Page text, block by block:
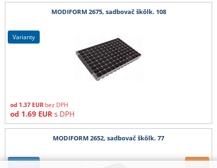
MODIFORM 2675, sadbovač škôlk. 108
od 1.37 EUR bez DPH
od 1.69 EUR s DPH
varianty
MODIFORM 2652, sadbovač škôlk. 77
Zľava
varianty